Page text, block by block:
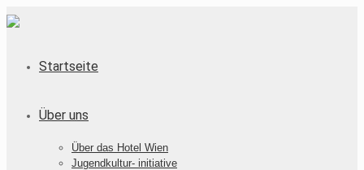
Startseite
Über uns
Über das Hotel Wien
Jugendkultur- initiative